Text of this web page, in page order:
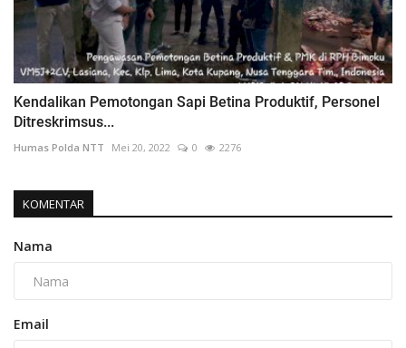
Kendalikan Pemotongan Sapi Betina Produktif, Personel
Ditreskrimsus...
Humas Polda NTT Mei 20, 2022 0 2276
KOMENTAR
Nama
Email